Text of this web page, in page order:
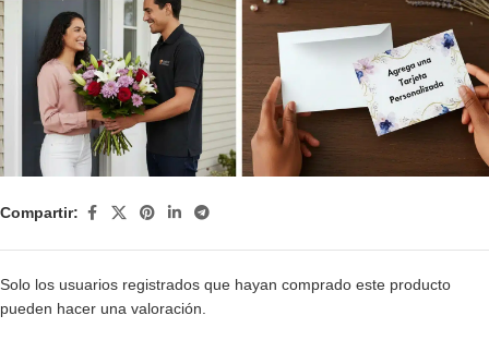
Compartir:
Solo los usuarios registrados que hayan comprado este producto
pueden hacer una valoración.